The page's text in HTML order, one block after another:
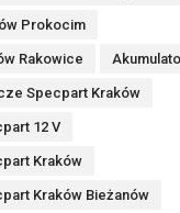
Prokocim
Rakowice
Specpart Kraków
12 V
Kraków
Kraków Bieżanów